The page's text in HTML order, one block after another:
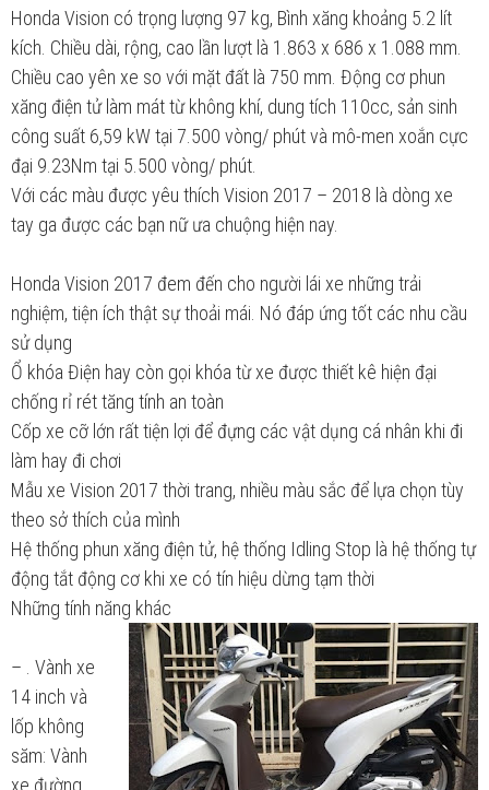
Honda Vision có trọng lượng 97 kg, Bình xăng khoảng 5.2 lít
kích. Chiều dài, rộng, cao lần lượt là 1.863 x 686 x 1.088 mm.
Chiều cao yên xe so với mặt đất là 750 mm. Động cơ phun
xăng điện tử làm mát từ không khí, dung tích 110cc, sản sinh
công suất 6,59 kW tại 7.500 vòng/ phút và mô-men xoắn cực
đại 9.23Nm tại 5.500 vòng/ phút.
Với các màu được yêu thích Vision 2017 – 2018 là dòng xe
tay ga được các bạn nữ ưa chuộng hiện nay.
Honda Vision 2017 đem đến cho người lái xe những trải
nghiệm, tiện ích thật sự thoải mái. Nó đáp ứng tốt các nhu cầu
sử dụng
Ổ khóa Điện hay còn gọi khóa từ xe được thiết kê hiện đại
chống rỉ rét tăng tính an toàn
Cốp xe cỡ lớn rất tiện lợi để đựng các vật dụng cá nhân khi đi
làm hay đi chơi
Mẫu xe Vision 2017 thời trang, nhiều màu sắc để lựa chọn tùy
theo sở thích của mình
Hệ thống phun xăng điện tử, hệ thống Idling Stop là hệ thống tự
động tắt động cơ khi xe có tín hiệu dừng tạm thời
Những tính năng khác
– . Vành xe
14 inch và
lốp không
săm: Vành
xe đường